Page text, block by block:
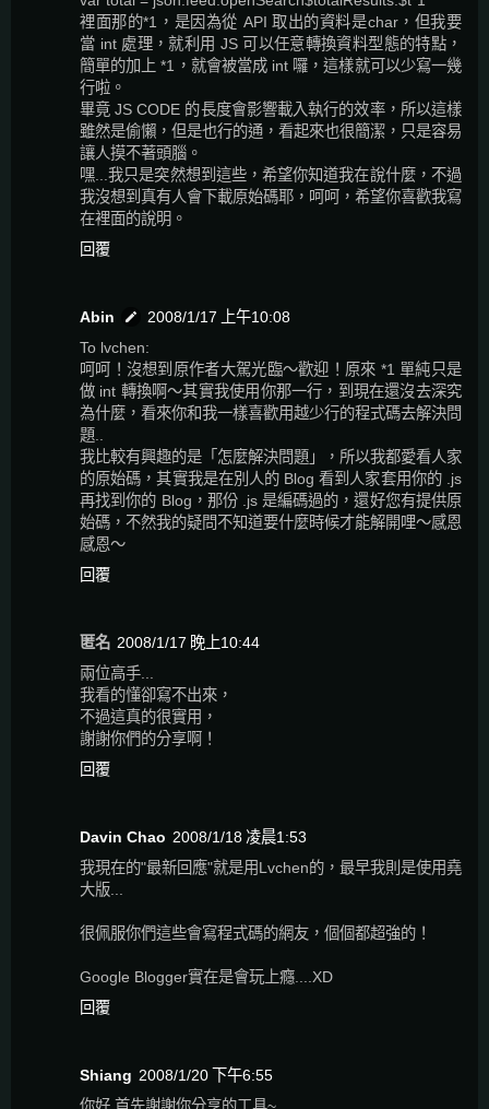
裡面那的*1，是因為從 API 取出的資料是char，但我要
當 int 處理，就利用 JS 可以任意轉換資料型態的特點，
簡單的加上 *1，就會被當成 int 囉，這樣就可以少寫一幾
行啦。
畢竟 JS CODE 的長度會影響載入執行的效率，所以這樣
雖然是偷懶，但是也行的通，看起來也很簡潔，只是容易
讓人摸不著頭腦。
嘿...我只是突然想到這些，希望你知道我在說什麼，不過
我沒想到真有人會下載原始碼耶，呵呵，希望你喜歡我寫
在裡面的說明。
回覆
Abin
2008/1/17 上午10:08
To lvchen:
呵呵！沒想到原作者大駕光臨～歡迎！原來 *1 單純只是
做 int 轉換啊～其實我使用你那一行，到現在還沒去深究
為什麼，看來你和我一樣喜歡用越少行的程式碼去解決問
題..
我比較有興趣的是「怎麼解決問題」，所以我都愛看人家
的原始碼，其實我是在別人的 Blog 看到人家套用你的 .js
再找到你的 Blog，那份 .js 是編碼過的，還好您有提供原
始碼，不然我的疑問不知道要什麼時候才能解開哩～感恩
感恩～
回覆
匿名 2008/1/17 晚上10:44
兩位高手...
我看的懂卻寫不出來，
不過這真的很實用，
謝謝你們的分享啊！
回覆
Davin Chao 2008/1/18 凌晨1:53
我現在的"最新回應"就是用Lvchen的，最早我則是使用堯
大版...
很佩服你們這些會寫程式碼的網友，個個都超強的！
Google Blogger實在是會玩上癮....XD
回覆
Shiang 2008/1/20 下午6:55